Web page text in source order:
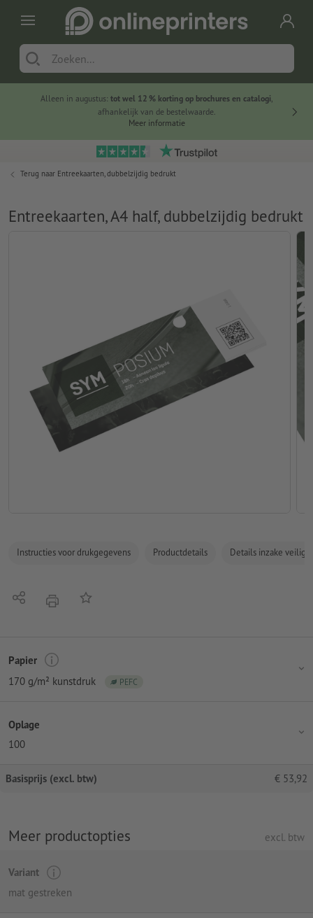
Alleen in augustus: tot wel 12 % korting op brochures en catalogi,
afhankelijk van de bestelwaarde.
Meer informatie
Terug naar Entreekaarten, dubbelzijdig bedrukt
Entreekaarten, A4 half, dubbelzijdig bedrukt
Instructies voor drukgegevens Productdetails Details inzake
Delen afdrukkenOp de lijst
Papier
170 g/m² kunstdruk
PEFC
Oplage
100
Basisprijs (excl. btw) € 53,92
Meer productopties excl. btw
Variant
mat gestreken